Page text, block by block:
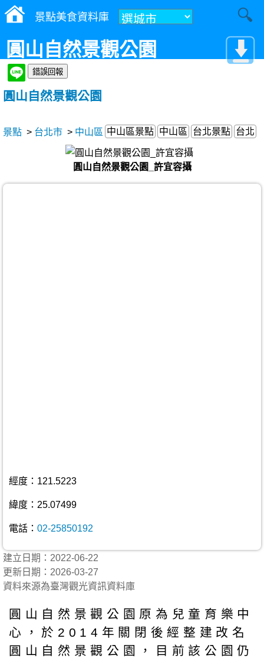
景點美食資料庫
圓山自然景觀公園
圓山自然景觀公園
景點 > 台北市 > 中山區 中山區景點 中山區 台北景點 台北
圓山自然景觀公園_許宜容攝
經度：121.5223
緯度：25.07499
電話： 02-25850192
建立日期：2022-06-22
更新日期：2026-03-27
資料來源為臺灣觀光資訊資料庫
圓山自然景觀公園原為兒童育樂中
心，於2014年關閉後經整建改名
圓山自然景觀公園，目前該公園仍